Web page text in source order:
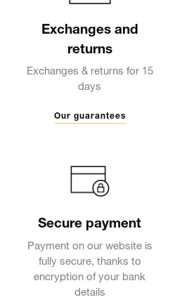
Exchanges and
returns
Exchanges & returns for 15
days
Our guarantees
Secure payment
Payment on our website is
fully secure, thanks to
encryption of your bank
details